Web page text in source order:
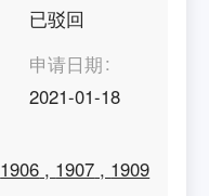
已驳回
申请日期
2021-01-18
1906 , 1907 , 1909